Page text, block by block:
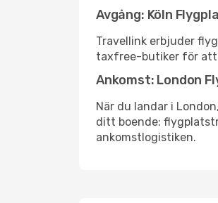
Avgång: Köln
Travellink erbjuder
taxfree-butiker för att
Ankomst: London
När du landar i
ditt boende:
ankomstlogistiken.